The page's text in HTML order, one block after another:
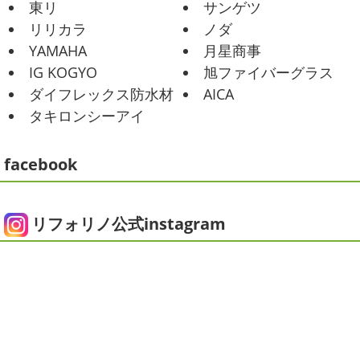
2025/06/09
＊横浜・藤沢・寒
川・茅ヶ崎・小田原外壁塗装専門店
みなさんこんにちは
今週から梅雨入りだそうですがい
かがお過ごしでしょうか
す
栽培初日↑
2025/05/24
ヶ崎・小田原外壁塗装専門店＊
みなさんこんにちは(*^▽^*)
徐々に夏
車で走っていると暑かったです
公園にもたくさんの子供達が遊んでいました♬ 先週は波の
ある日も多かったですね
まだ寒い日も多いけど、やっぱ
り海は気持ちいー
見てるだけでも癒 ...
2021/01/26
ちょっとご無沙汰です
おり、お久しぶりの更新になってしまいました
そんな間
皆さまいかがお過ごしでしょうか？？ コロナで今年はまだ
ヨガにも行けず、ウ ...
東リ
サンゲツ
リリカラ
ノダ
YAMAHA
月星商事
IG KOGYO
旭ファイバーグラス
ダイフレックス防水材
AICA
タキロンシーアイ
facebook
リフォリノ公式instagram